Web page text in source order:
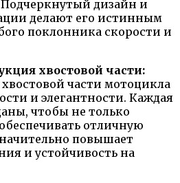
дизайн и
делают его истинным
поклонника скорости и
хвостовой части:
части мотоцикла
и элегантности. Каждая
чтобы не только
отличную
повышает
и устойчивость на